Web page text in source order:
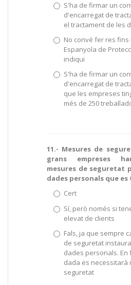
S'ha de firmar un
d'encarregat de
el tractament de les
No convé fer res fins
Espanyola de
indiqui
S'ha de firmar un
d'encarregat de
que les empreses
més de 250
11.- Mesures de
grans empreses
mesures de seguretat
dades personals que
Cert
Sí, però només si
elevat de clients
Fals, ja que sempre
de seguretat
dades personals. En
dada es necessitarà
seguretat